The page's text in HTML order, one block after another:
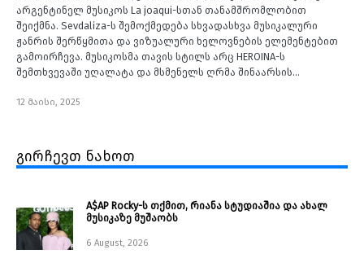
არგენტინელ მუსიკოს La joaqui-სთან თანამშრომლობით
შეიქმნა. Sevdaliza-ს შემოქმედება სხვადასხვა მუსიკალური
ჟანრის შერწყმითა და ვიზუალური ხელოვნების ელემენტებით
გამოირჩევა. მუსიკოსმა თავის სტილს არც HEROINA-ს
შემთხვევაში უღალატა და მსმენელს ღრმა შინაარსის…
12 მაისი, 2025
გირჩევთ ნახოთ
A$AP Rocky-ს თქმით, რიანა სტუდიაშია და ახალ
მუსიკაზე მუშაობს
6 August, 2026